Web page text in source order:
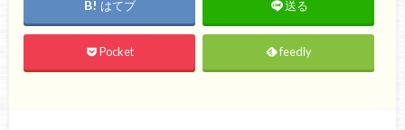
はてブ 送る
Pocket feedly